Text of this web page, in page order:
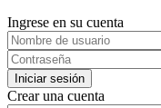
Ingrese en su cuenta
Iniciar sesión
Crear una cuenta